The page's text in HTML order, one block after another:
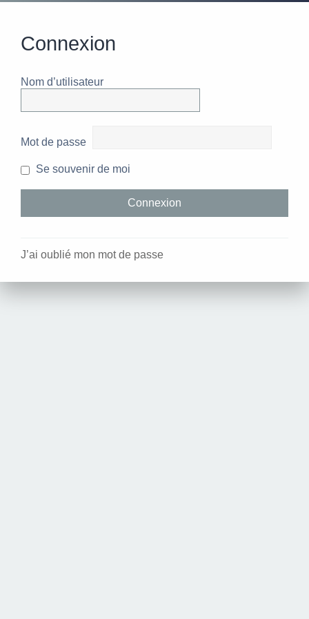
Connexion
Nom d’utilisateur
Mot de passe
Se souvenir de moi
J’ai oublié mon mot de passe